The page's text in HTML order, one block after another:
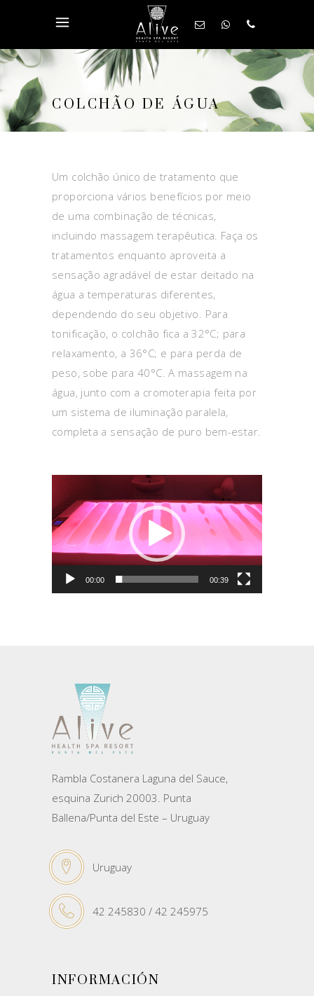
COLCHÃO DE ÁGUA
Um colchão único de tratamento que
proporciona vários benefícios por meio
de uma combinação de técnicas,
incluindo massagem terapêutica. Faça os
tratamentos enquanto aproveita a
sensação agradável de estar deitado na
água a temperaturas diferentes,
dependendo do seu objetivo. Para
tonificação, o colchão fica a 32°C; para
relaxamento, a 36°C; e para perda de
peso, sobe para 40°C. A massagem na
água, junto com a cromoterapia feita por
um sistema de iluminação paralela,
completa a sensação de puro bem-estar.
de
vídeo
00:00 00:39
Rambla Costanera Laguna del Sauce,
esquina Zurich 20003. Punta
Ballena/Punta del Este – Uruguay
Uruguay
42 245830 / 42 245975
INFORMACIÓN